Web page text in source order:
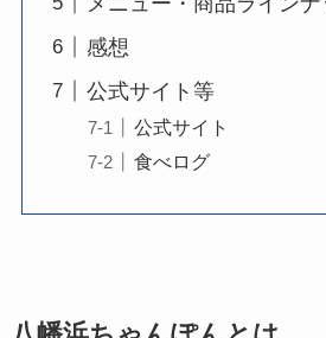
感想
公式サイト等
公式サイト
食べログ